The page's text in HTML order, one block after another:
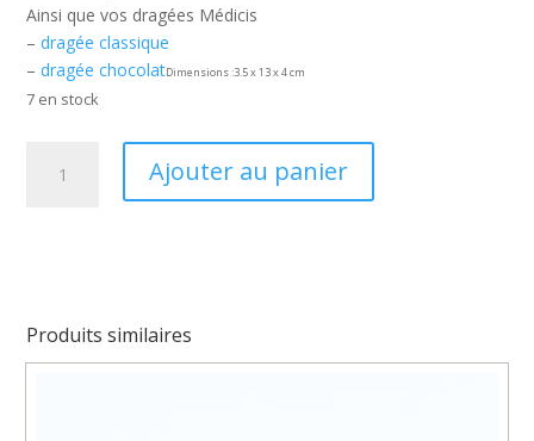
Ainsi que vos dragées Médicis
–dragée classique
–dragée chocolatDimensions :3.5 x 13 x 4 cm
7 en stock
Ajouter au panier
Produits similaires